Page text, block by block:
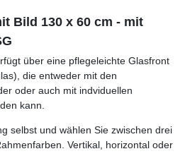
Bild 130 x 60 cm - mit
über eine pflegeleichte Glasfront
die entweder mit den
oder auch mit indviduellen
kann.
selbst und wählen Sie zwischen drei
Vertikal, horizontal oder